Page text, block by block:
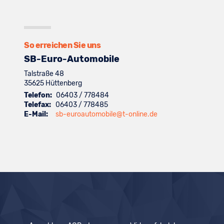
So erreichen Sie uns
SB-Euro-Automobile
Talstraße 48
35625 Hüttenberg
Telefon: 06403 / 778484
Telefax: 06403 / 778485
E-Mail:
sb-euroautomobile@t-online.de